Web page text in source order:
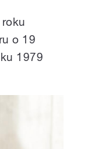
o 19
1979